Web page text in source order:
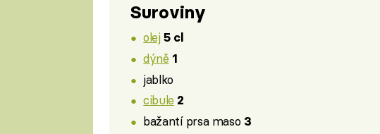
Suroviny
olej 5 cl
dýně 1
jablko
cibule 2
bažantí prsa maso 3